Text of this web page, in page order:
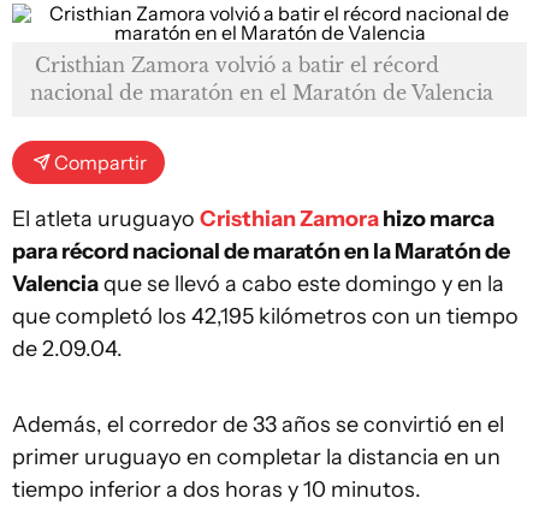
Cristhian Zamora volvió a batir el récord
nacional de maratón en el Maratón de Valencia
Compartir
El atleta uruguayo Cristhian Zamorahizo marca
para récord nacional de maratón en la Maratón de
Valenciaque se llevó a cabo este domingo y en la
que completó los 42,195 kilómetros con un tiempo
de 2.09.04.
Además, el corredor de 33 años se convirtió en el
primer uruguayo en completar la distancia en un
tiempo inferior a dos horas y 10 minutos.